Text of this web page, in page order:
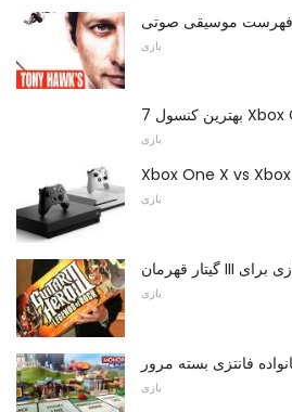
بازی
بازی
بازی
بازی
بازی